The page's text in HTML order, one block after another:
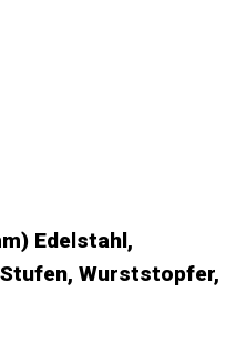
Edelstahl,
Wurststopfer,